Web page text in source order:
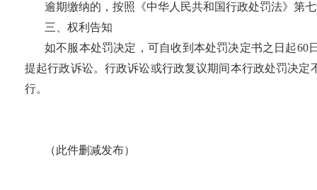
逾期缴纳的，按照《中华人民共和国行政处罚法》第
三、权利告知
如不服本处罚决定，可自收到本处罚决定书之日起
提起行政诉讼。行政诉讼或行政复议期间本行政处罚决
行。
（此件删减发布）